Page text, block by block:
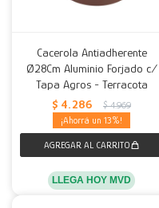
Cacerola Antiadherente
Ø28Cm Aluminio Forjado c/
Tapa Agros - Terracota
$ 4.286 $ 4.969
13
LLEGA HOY MVD